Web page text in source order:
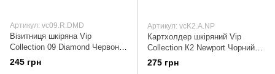
Артикул: vc09.R.DMD
Візитниця шкіряна Vip
Collection 09 Diamond Червона
09.R.DMD
245 грн
Артикул: vcK2.А.NP
Картхолдер шкіряний Vip
Collection К2 Newport Чорний
K2.А.NP
275 грн